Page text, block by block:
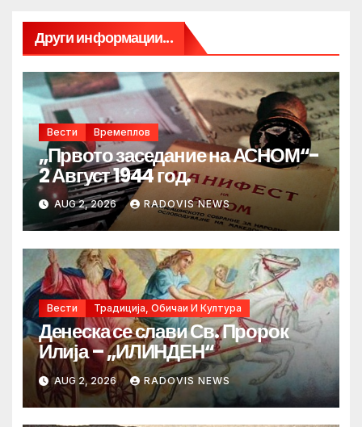
Други информации...
Вести Времеплов
„Првото заседание на АСНОМ“-
2 Август 1944 год.
AUG 2, 2026 RADOVIS NEWS
Вести Традиција, Обичаи И Култура
Денеска се слави Св. Пророк
Илија – „ИЛИНДЕН“
AUG 2, 2026 RADOVIS NEWS